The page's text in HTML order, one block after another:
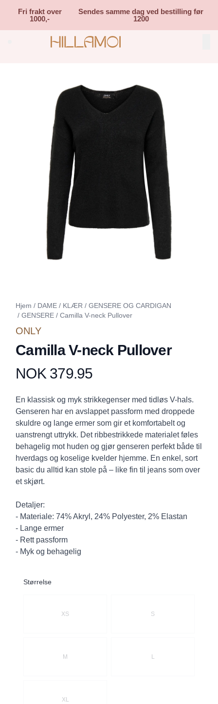
Fri frakt over
1000,-
Sendes samme dag ved bestilling før
1200
Search (⌘K)
Hjem / DAME / KLÆR / GENSERE OG CARDIGAN
/ GENSERE / Camilla V-neck Pullover
ONLY
Camilla V-neck Pullover
Produktdetaljer
NOK 379.95
Description
En klassisk og myk strikkegenser med tidløs V-hals.
Genseren har en avslappet passform med droppede
skuldre og lange ermer som gir et komfortabelt og
uanstrengt uttrykk. Det ribbestrikkede materialet føles
behagelig mot huden og gjør genseren perfekt både til
hverdags og koselige kvelder hjemme. En enkel, sort
basic du alltid kan stole på – like fin til jeans som over
et skjørt.
Detaljer:
- Materiale: 74% Akryl, 24% Polyester, 2% Elastan
- Lange ermer
- Rett passform
- Myk og behagelig
Størrelse
XS S
M L
XL